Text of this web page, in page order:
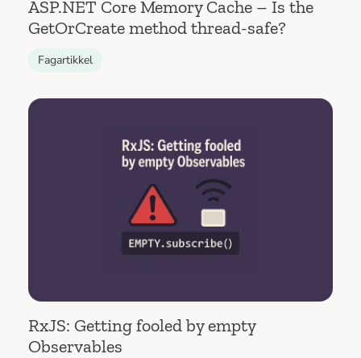
ASP.NET Core Memory Cache – Is the
GetOrCreate method thread-safe?
Fagartikkel
RxJS: Getting fooled by empty
Observables